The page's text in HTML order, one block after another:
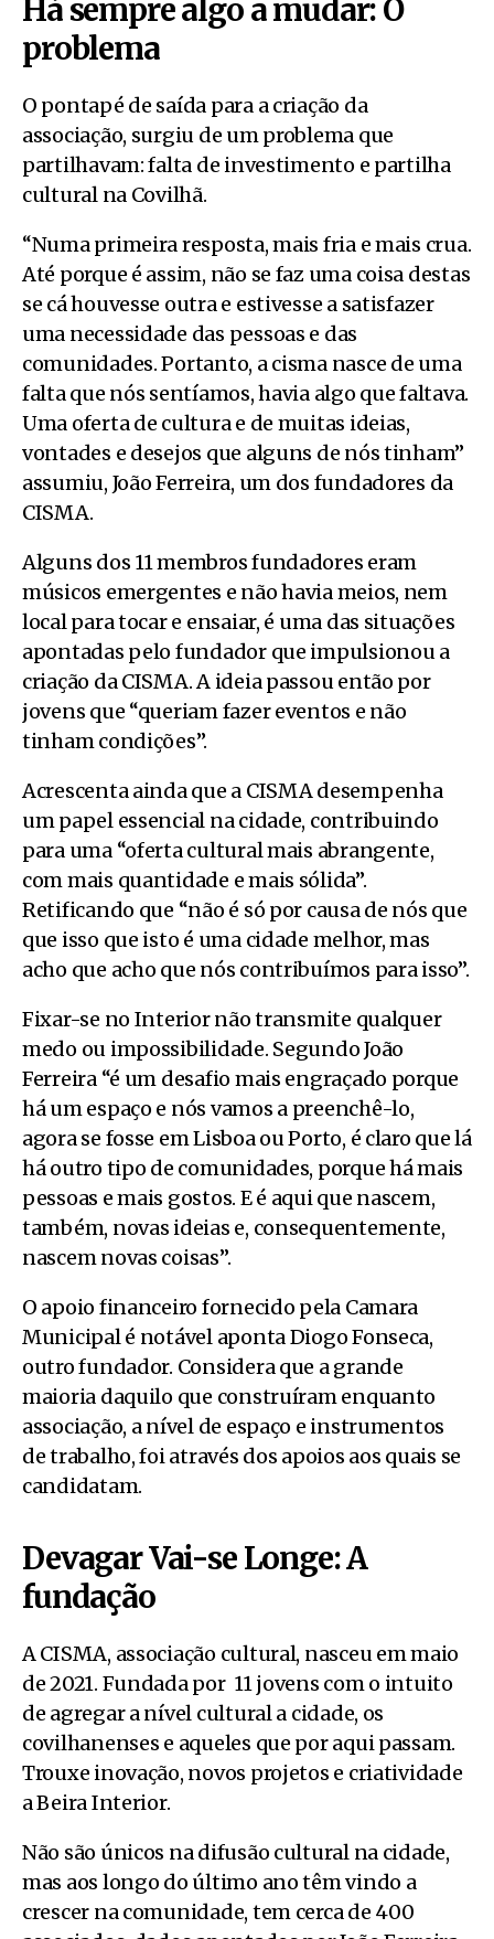
Há sempre algo a mudar: O
problema
O pontapé de saída para a criação da
associação, surgiu de um problema que
partilhavam: falta de investimento e partilha
cultural na Covilhã.
“Numa primeira resposta, mais fria e mais crua.
Até porque é assim, não se faz uma coisa destas
se cá houvesse outra e estivesse a satisfazer
uma necessidade das pessoas e das
comunidades. Portanto, a cisma nasce de uma
falta que nós sentíamos, havia algo que faltava.
Uma oferta de cultura e de muitas ideias,
vontades e desejos que alguns de nós tinham”
assumiu, João Ferreira, um dos fundadores da
CISMA.
Alguns dos 11 membros fundadores eram
músicos emergentes e não havia meios, nem
local para tocar e ensaiar, é uma das situações
apontadas pelo fundador que impulsionou a
criação da CISMA. A ideia passou então por
jovens que “queriam fazer eventos e não
tinham condições”.
Acrescenta ainda que a CISMA desempenha
um papel essencial na cidade, contribuindo
para uma “oferta cultural mais abrangente,
com mais quantidade e mais sólida”.
Retificando que “não é só por causa de nós que
que isso que isto é uma cidade melhor, mas
acho que acho que nós contribuímos para isso”.
Fixar-se no Interior não transmite qualquer
medo ou impossibilidade. Segundo João
Ferreira “é um desafio mais engraçado porque
há um espaço e nós vamos a preenchê-lo,
agora se fosse em Lisboa ou Porto, é claro que lá
há outro tipo de comunidades, porque há mais
pessoas e mais gostos. E é aqui que nascem,
também, novas ideias e, consequentemente,
nascem novas coisas”.
O apoio financeiro fornecido pela Camara
Municipal é notável aponta Diogo Fonseca,
outro fundador. Considera que a grande
maioria daquilo que construíram enquanto
associação, a nível de espaço e instrumentos
de trabalho, foi através dos apoios aos quais se
candidatam.
Devagar Vai-se Longe: A
fundação
A CISMA, associação cultural, nasceu em maio
de 2021. Fundada por 11 jovens com o intuito
de agregar a nível cultural a cidade, os
covilhanenses e aqueles que por aqui passam.
Trouxe inovação, novos projetos e criatividade
a Beira Interior.
Não são únicos na difusão cultural na cidade,
mas aos longo do último ano têm vindo a
crescer na comunidade, tem cerca de 400